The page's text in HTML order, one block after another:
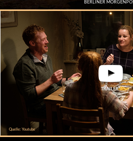
BERLINER
TRAILER*
Quelle: Youtube